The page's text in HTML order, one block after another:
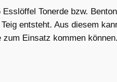
Tonerde bzw.
entsteht. Aus diesem
Einsatz kommen